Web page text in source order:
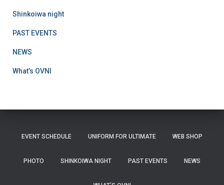
Shinkoiwa night
PAST EVENTS
NEWS
What’s OVNI
EVENT SCHEDULE UNIFORM FOR ULTIMATE WEB SHOP
PHOTO SHINKOIWA NIGHT PAST EVENTS NEWS